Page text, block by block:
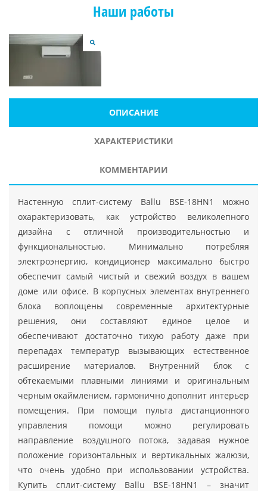
Наши работы
ОПИСАНИЕ
ХАРАКТЕРИСТИКИ
КОММЕНТАРИИ
Настенную сплит-систему Ballu BSE-18HN1 можно
охарактеризовать, как устройство великолепного
дизайна с отличной производительностью и
функциональностью. Минимально потребляя
электроэнергию, кондиционер максимально быстро
обеспечит самый чистый и свежий воздух в вашем
доме или офисе. В корпусных элементах внутреннего
блока воплощены современные архитектурные
решения, они составляют единое целое и
обеспечивают достаточно тихую работу даже при
перепадах температур вызывающих естественное
расширение материалов. Внутренний блок с
обтекаемыми плавными линиями и оригинальным
черным окаймлением, гармонично дополнит интерьер
помещения. При помощи пульта дистанционного
управления помощи можно регулировать
направление воздушного потока, задавая нужное
положение горизонтальных и вертикальных жалюзи,
что очень удобно при использовании устройства.
Купить сплит-систему Ballu BSE-18HN1 – значит